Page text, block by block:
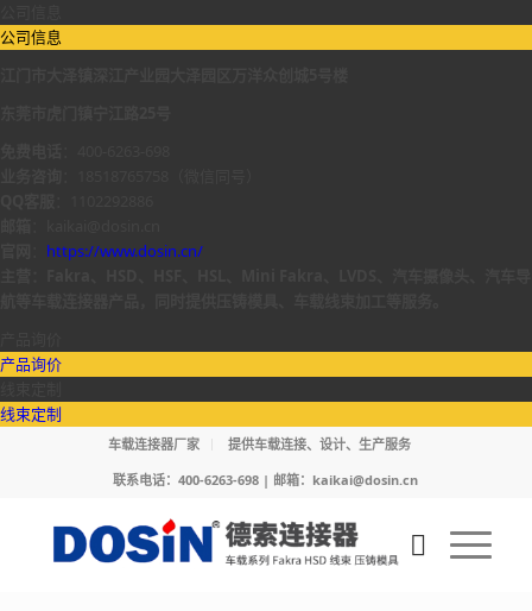
公司信息
https://www.dosin.cn/
产品询价
线束定制
车载连接器厂家
提供车载连接、设计、生产服务
联系电话：400-6263-698 | 邮箱： kaikai@dosin.cn